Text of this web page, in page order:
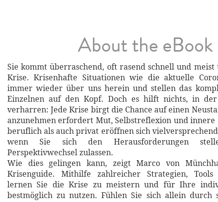
About the eBook
Sie kommt überraschend, oft rasend schnell und
Krise. Krisenhafte Situationen wie die aktuelle
immer wieder über uns herein und stellen das
Einzelnen auf den Kopf. Doch es hilft nichts, in der
verharren: Jede Krise birgt die Chance auf einen
anzunehmen erfordert Mut, Selbstreflexion und innere
beruflich als auch privat eröffnen sich
wenn Sie sich den Herausforderungen
Perspektivwechsel zulassen.
Wie dies gelingen kann, zeigt Marco von
Krisenguide. Mithilfe zahlreicher Strategien, Tools
lernen Sie die Krise zu meistern und für Ihre
bestmöglich zu nutzen. Fühlen Sie sich allein durch